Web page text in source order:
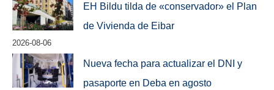
EH Bildu tilda de «conservador» el Plan
de Vivienda de Eibar
2026-08-06
Nueva fecha para actualizar el DNI y
pasaporte en Deba en agosto